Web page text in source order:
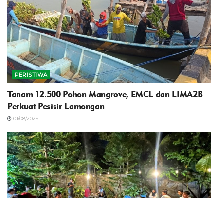
PERISTIWA
Tanam 12.500 Pohon Mangrove, EMCL dan LIMA2B
Perkuat Pesisir Lamongan
01/08/2026